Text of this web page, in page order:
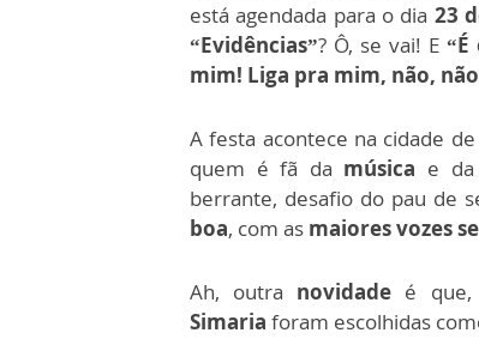
está agendada para o dia 23
“Evidências”? Ô, se vai! E “É
mim! Liga pra mim, não,
A festa acontece na cidade de
quem é fã da música e
berrante, desafio do pau de
boa, com as maiores vozes
Ah, outra novidade é que,
Simaria foram escolhidas